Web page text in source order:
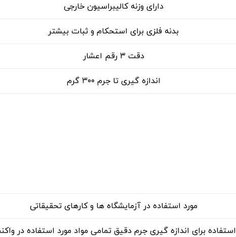
دارای وزنه کالیبراسیون خارجی
بدنه فلزی برای استحکام و ثبات بیشتر
دقت ۳ رقم اعشار
اندازه گیری تا جرم ۳۰۰ گرم
مورد استفاده در آزمایشگاه ها و کارهای تحقیقاتی
استفاده برای اندازه گیری جرم دقیق تمامی مواد مورد استفاده در